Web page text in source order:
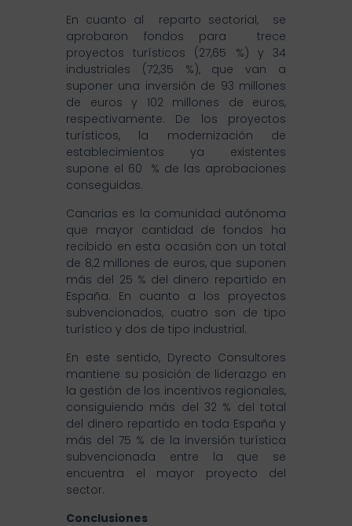
En cuanto al reparto sectorial, se
aprobaron fondos para trece
proyectos turísticos (27,65 %) y 34
industriales (72,35 %), que van a
suponer una inversión de 93 millones
de euros y 102 millones de euros,
respectivamente. De los proyectos
turísticos, la modernización de
establecimientos ya existentes
supone el 60 % de las aprobaciones
conseguidas.
Canarias es la comunidad autónoma
que mayor cantidad de fondos ha
recibido en esta ocasión con un total
de 8,2 millones de euros, que suponen
más del 25 % del dinero repartido en
España. En cuanto a los proyectos
subvencionados, cuatro son de tipo
turístico y dos de tipo industrial.
En este sentido, Dyrecto Consultores
mantiene su posición de liderazgo en
la gestión de los incentivos regionales,
consiguiendo más del 32 % del total
del dinero repartido en toda España y
más del 75 % de la inversión turística
subvencionada entre la que se
encuentra el mayor proyecto del
sector.
Conclusiones